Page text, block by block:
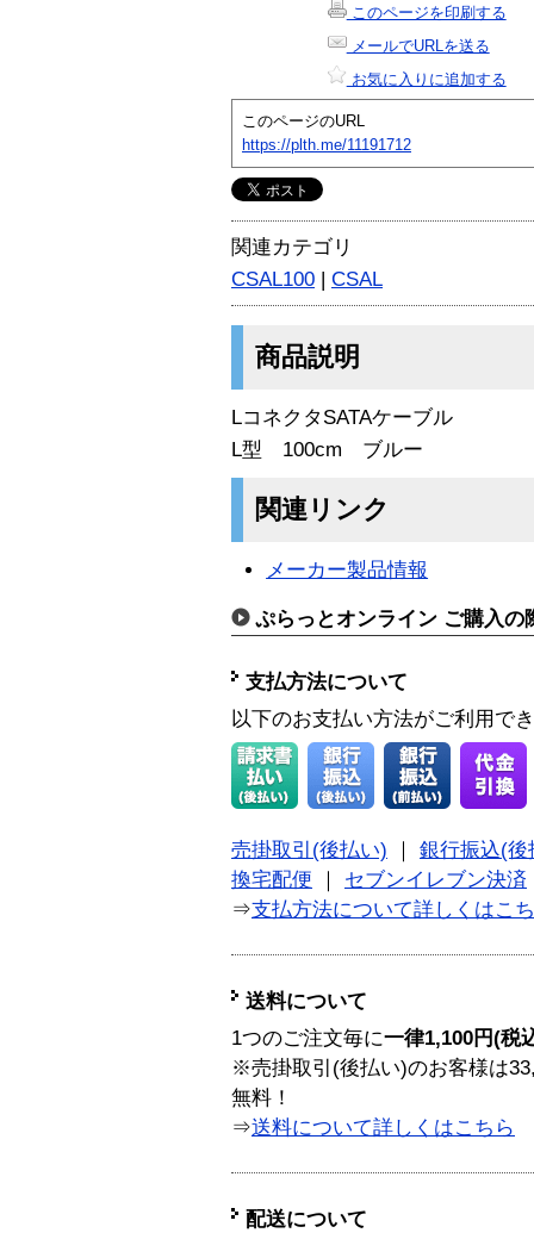
このページを印刷する
メールでURLを送る
お気に入りに追加する
このページのURL
https://plth.me/11191712
関連カテゴリ
CSAL100 | CSAL
商品説明
LコネクタSATAケーブル
L型 100cm ブルー
関連リンク
メーカー製品情報
ぷらっとオンライン ご購入の
支払方法について
以下のお支払い方法がご利用で
売掛取引(後払い)
銀行振込(後
換宅配便
セブンイレブン決済
⇒支払方法について詳しくはこ
送料について
1つのご注文毎に一律1,100円(税
※売掛取引(後払い)のお客様は
無料！
⇒送料について詳しくはこちら
配送について